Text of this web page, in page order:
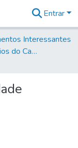
Entrar
Interessantes
Volume 87 - Ofícios do Capitão General Antonio Manoel de Melo Castro e Mendonça (1797- 1801)